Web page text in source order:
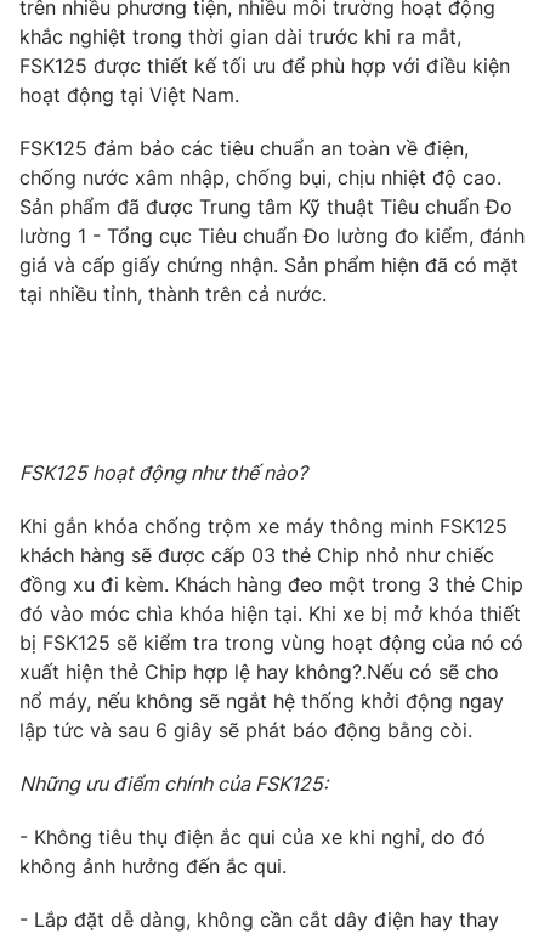
Giải sao mai
Sao
Làm đẹp
Chất lượng cuộc sống
Giáo dục
Tuyển sinh
Công nghệ
Hitech Công nghệ tương lai
Sản phẩm
Thị trường
Tư vấn
Giao lưu trực tuyến
Lịch phát sóng
VTV Money VTV Thể thao
VTV Sức khoẻ Bất động sản
Thị trường 24h Tấm lòng Việt
VTV4 Vươn mình bằng AI
VTV9 VTV8
Liên hệ tòa soạn English
trên nhiều phương tiện, nhiều môi trường hoạt động
khắc nghiệt trong thời gian dài trước khi ra mắt,
FSK125 được thiết kế tối ưu để phù hợp với điều kiện
hoạt động tại Việt Nam.
FSK125 đảm bảo các tiêu chuẩn an toàn về điện,
chống nước xâm nhập, chống bụi, chịu nhiệt độ cao.
Sản phẩm đã được Trung tâm Kỹ thuật Tiêu chuẩn Đo
lường 1 - Tổng cục Tiêu chuẩn Đo lường đo kiểm, đánh
giá và cấp giấy chứng nhận. Sản phẩm hiện đã có mặt
tại nhiều tỉnh, thành trên cả nước.
FSK125 hoạt động như thế nào?
Khi gắn khóa chống trộm xe máy thông minh FSK125
khách hàng sẽ được cấp 03 thẻ Chip nhỏ như chiếc
đồng xu đi kèm. Khách hàng đeo một trong 3 thẻ Chip
đó vào móc chìa khóa hiện tại. Khi xe bị mở khóa thiết
bị FSK125 sẽ kiểm tra trong vùng hoạt động của nó có
xuất hiện thẻ Chip hợp lệ hay không?.Nếu có sẽ cho
nổ máy, nếu không sẽ ngắt hệ thống khởi động ngay
lập tức và sau 6 giây sẽ phát báo động bằng còi.
Những ưu điểm chính của FSK125:
- Không tiêu thụ điện ắc qui của xe khi nghỉ, do đó
không ảnh hưởng đến ắc qui.
- Lắp đặt dễ dàng, không cần cắt dây điện hay thay